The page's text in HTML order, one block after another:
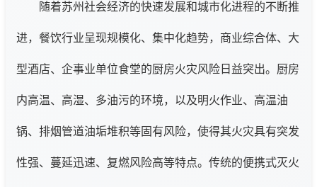
随着苏州社会经济的快速发展和城市化进程的不断推
进，餐饮行业呈现规模化、集中化趋势，商业综合体、大
型酒店、企事业单位食堂的厨房火灾风险日益突出。厨房
内高温、高湿、多油污的环境，以及明火作业、高温油
锅、排烟管道油垢堆积等固有风险，使得其火灾具有突发
性强、蔓延迅速、复燃风险高等特点。传统的便携式灭火